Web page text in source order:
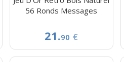
56 Ronds Messages
21.90 €